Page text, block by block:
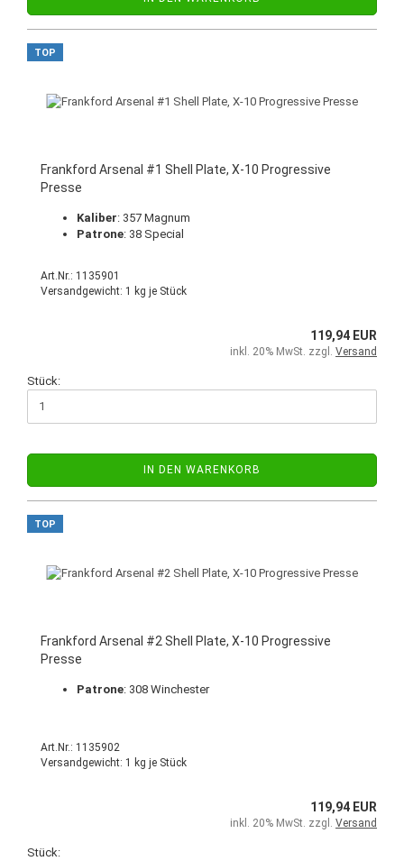
TOP
Frankford Arsenal #1 Shell Plate, X-10 Progressive
Presse
Kaliber: 357 Magnum
Patrone: 38 Special
Art.Nr.: 1135901
Versandgewicht: 1 kg je Stück
119,94 EUR
inkl. 20% MwSt. zzgl. Versand
Stück:
IN DEN WARENKORB
TOP
Frankford Arsenal #2 Shell Plate, X-10 Progressive
Presse
Patrone: 308 Winchester
Art.Nr.: 1135902
Versandgewicht: 1 kg je Stück
119,94 EUR
inkl. 20% MwSt. zzgl. Versand
Stück: